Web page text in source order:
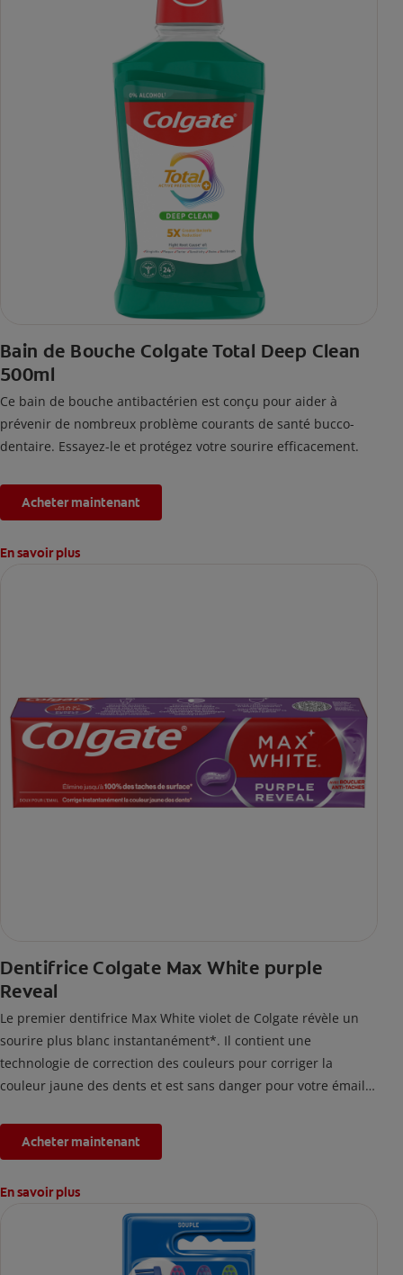
Bain de Bouche Colgate Total Deep Clean
500ml
Ce bain de bouche antibactérien est conçu pour aider à
prévenir de nombreux problème courants de santé bucco-
dentaire. Essayez-le et protégez votre sourire efficacement.
Acheter maintenant
En savoir plus
Dentifrice Colgate Max White purple
Reveal
Le premier dentifrice Max White violet de Colgate révèle un
sourire plus blanc instantanément*. Il contient une
technologie de correction des couleurs pour corriger la
couleur jaune des dents et est sans danger pour votre émail.
Acheter maintenant
En savoir plus